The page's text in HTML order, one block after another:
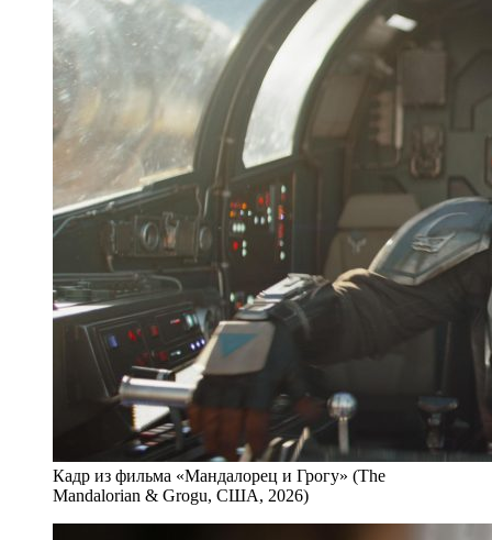
Кадр из фильма «Мандалорец и Грогу» (The
Mandalorian & Grogu, США, 2026)